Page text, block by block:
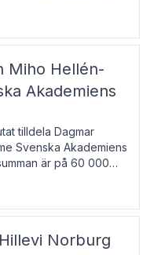
Han lever
år bosat
Miho Hellén-
Akademiens
tilldela Dagmar
Svenska Akademiens
är på 60 000
1951, översätter
Norburg